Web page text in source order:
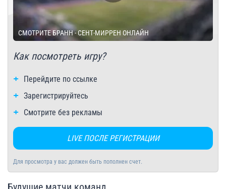
СМОТРИТЕ БРАНН - СЕНТ-МИРРЕН ОНЛАЙН
Как посмотреть игру?
Перейдите по ссылке
Зарегистрируйтесь
Смотрите без рекламы
LIVE ПОСЛЕ РЕГИСТРАЦИИ
Для просмотра у вас должен быть пополнен счет.